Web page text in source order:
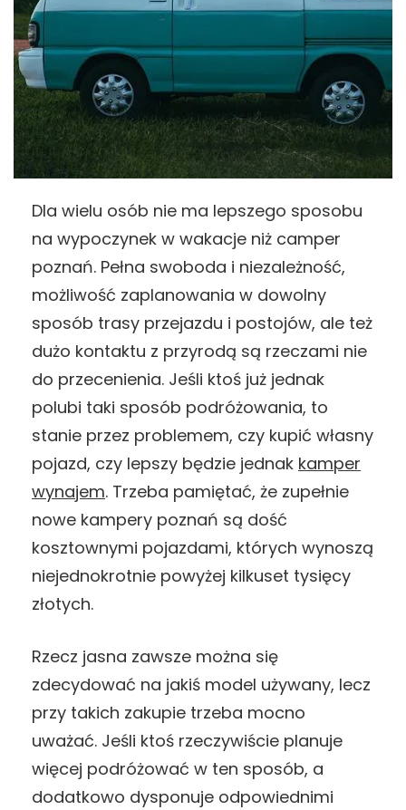
Dla wielu osób nie ma lepszego sposobu
na wypoczynek w wakacje niż camper
poznań. Pełna swoboda i niezależność,
możliwość zaplanowania w dowolny
sposób trasy przejazdu i postojów, ale też
dużo kontaktu z przyrodą są rzeczami nie
do przecenienia. Jeśli ktoś już jednak
polubi taki sposób podróżowania, to
stanie przez problemem, czy kupić własny
pojazd, czy lepszy będzie jednak kamper
wynajem. Trzeba pamiętać, że zupełnie
nowe kampery poznań są dość
kosztownymi pojazdami, których wynoszą
niejednokrotnie powyżej kilkuset tysięcy
złotych.
Rzecz jasna zawsze można się
zdecydować na jakiś model używany, lecz
przy takich zakupie trzeba mocno
uważać. Jeśli ktoś rzeczywiście planuje
więcej podróżować w ten sposób, a
dodatkowo dysponuje odpowiednimi